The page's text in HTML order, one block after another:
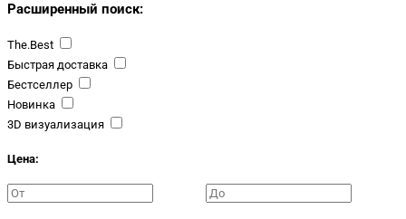
Расширенный поиск:
The.Best
Быстрая доставка
Бестселлер
Новинка
3D визуализация
Цена: